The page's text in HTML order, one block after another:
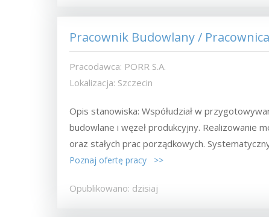
Pracownik Budowlany /
Pracodawca: PORR S.A.
Lokalizacja: Szczecin
Opis stanowiska: Współudział w
budowlane i węzeł produkcyjny. Realizowanie
oraz stałych prac porządkowych.
Poznaj ofertę pracy >>
Opublikowano: dzisiaj